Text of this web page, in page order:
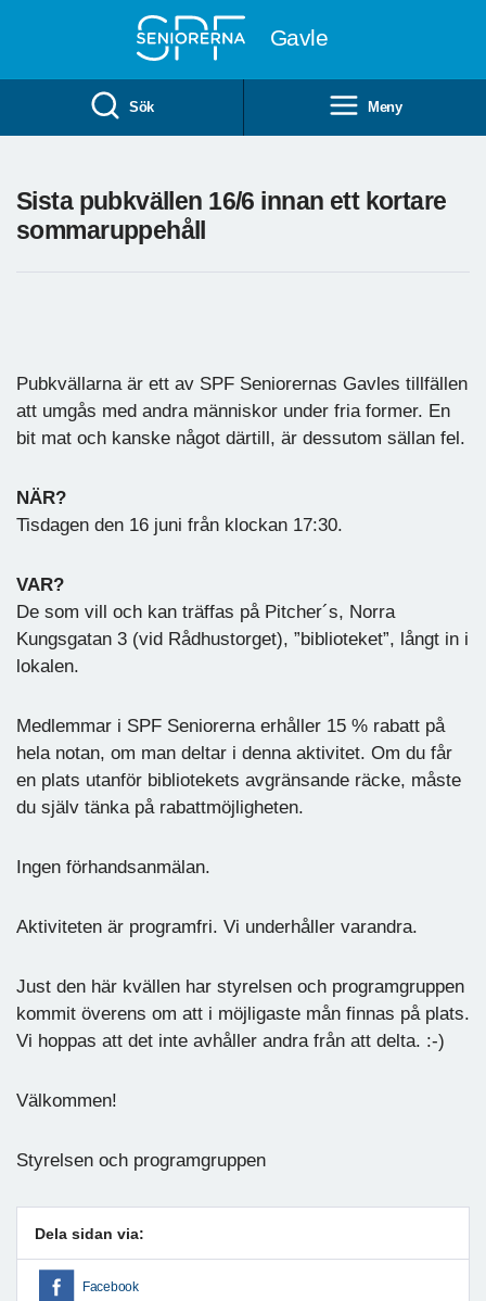
Gavle
Sök Meny
Sista pubkvällen 16/6 innan ett kortare
sommaruppehåll
Pubkvällarna är ett av SPF Seniorernas Gavles tillfällen
att umgås med andra människor under fria former. En
bit mat och kanske något därtill, är dessutom sällan fel.
NÄR?
Tisdagen den 16 juni från klockan 17:30.
VAR?
De som vill och kan träffas på Pitcher´s, Norra
Kungsgatan 3 (vid Rådhustorget), ”biblioteket”, långt in i
lokalen.
Medlemmar i SPF Seniorerna erhåller 15 % rabatt på
hela notan, om man deltar i denna aktivitet. Om du får
en plats utanför bibliotekets avgränsande räcke, måste
du själv tänka på rabattmöjligheten.
Ingen förhandsanmälan.
Aktiviteten är programfri. Vi underhåller varandra.
Just den här kvällen har styrelsen och programgruppen
kommit överens om att i möjligaste mån finnas på plats.
Vi hoppas att det inte avhåller andra från att delta. :-)
Välkommen!
Styrelsen och programgruppen
Dela sidan via:
Facebook